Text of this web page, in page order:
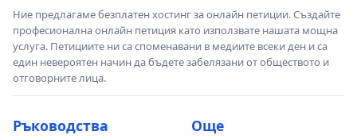
Ние предлагаме безплатен хостинг за онлайн петиции. Създайте
професионална онлайн петиция като използвате нашата мощна
услуга. Петициите ни са споменавани в медиите всеки ден и са
един невероятен начин да бъдете забелязани от обществото и
отговорните лица.
Ръководства Още